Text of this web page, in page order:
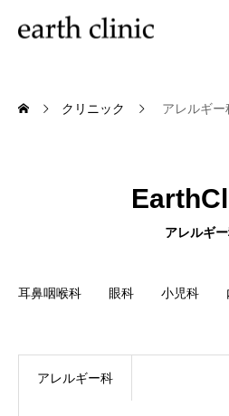
クリニック アレルギー
アレルギ
耳鼻咽喉科 眼科 小児科
アレルギー科